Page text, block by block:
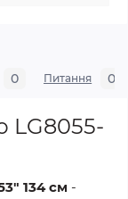
0 Питання 0
LG8055-
134 см -